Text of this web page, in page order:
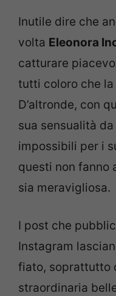
Inutile dire che
volta Eleonora
catturare
tutti coloro che la
D’altronde, con
sua sensualità
impossibili per i
questi non fanno
sia meravigliosa.
I post che
Instagram
fiato, soprattutto
straordinaria